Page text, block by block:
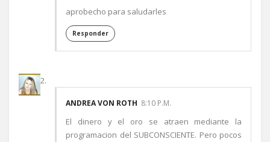
aprobecho para saludarles
Responder
ANDREA VON ROTH 8:10 P.M.
El dinero y el oro se atraen mediante la
programacion del SUBCONSCIENTE. Pero pocos